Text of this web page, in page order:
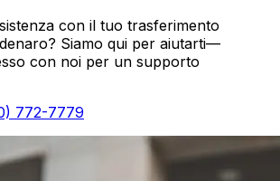
con il tuo trasferimento
Siamo qui per aiutarti—
con noi per un supporto
772-7779